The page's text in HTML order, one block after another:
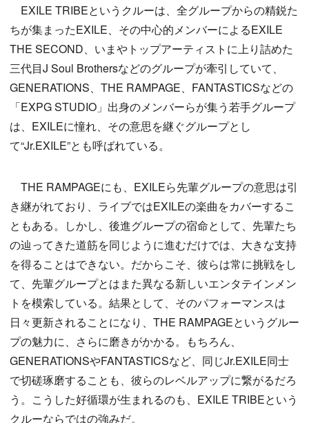
EXILE TRIBEというクルーは、全グループからの精鋭た
ちが集まったEXILE、その中心的メンバーによるEXILE
THE SECOND、いまやトップアーティストに上り詰めた
三代目J Soul Brothersなどのグループが牽引していて、
GENERATIONS、THE RAMPAGE、FANTASTICSなどの
「EXPG STUDIO」出身のメンバーらが集う若手グループ
は、EXILEに憧れ、その意思を継ぐグループとし
て“Jr.EXILE”とも呼ばれている。
THE RAMPAGEにも、EXILEら先輩グループの意思は引
き継がれており、ライブではEXILEの楽曲をカバーするこ
ともある。しかし、後進グループの宿命として、先輩たち
の辿ってきた道筋を同じように進むだけでは、大きな支持
を得ることはできない。だからこそ、彼らは常に挑戦をし
て、先輩グループとはまた異なる新しいエンタテインメン
トを模索している。結果として、そのパフォーマンスは
日々更新されることになり、THE RAMPAGEというグルー
プの魅力に、さらに磨きがかかる。もちろん、
GENERATIONSやFANTASTICSなど、同じJr.EXILE同士
で切磋琢磨することも、彼らのレベルアップに繋がるだろ
う。こうした好循環が生まれるのも、EXILE TRIBEという
クルーならではの強みだ。